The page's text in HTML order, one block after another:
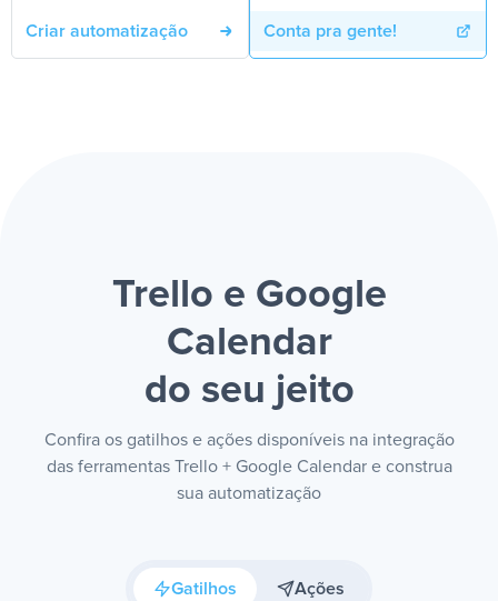
Criar automatização Conta pra gente!
Trello e Google
Calendar
do seu jeito
Confira os gatilhos e ações disponíveis na integração
das ferramentas Trello + Google Calendar e construa
sua automatização
Gatilhos Ações